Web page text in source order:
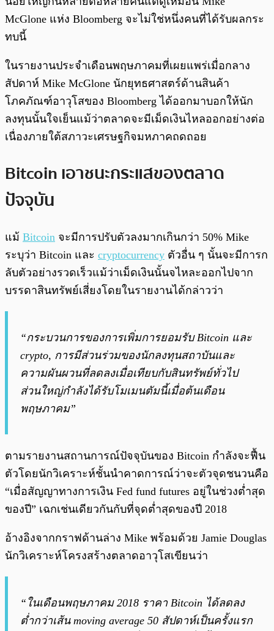
McGlone แห่ง Bloomberg จะไม่ใช่หนึ่งคนที่ได้รับผลกระ
ทบนี้
ในรายงานประจำเดือนพฤษภาคมที่เผยแพร่เมื่อกลาง
สัปดาห์ Mike McGlone นักยุทธศาสตร์ด้านสินค้า
โภคภัณฑ์อาวุโสของ Bloomberg ได้ออกมาบอกให้นัก
ลงทุนนั้นใจเย็นแม้ว่าตลาดจะมีเม็ดเงินไหลออกอย่างต่อ
เนื่องภายใต้สภาวะเศรษฐกิจมหภาคถดถอย
Bitcoin เอาชนะกระแสของตลาด
ปัจจุบัน
แม้ Bitcoin จะมีการปรับตัวลงมากเกินกว่า 50% Mike
ระบุว่า Bitcoin และ cryptocurrency ตัวอื่น ๆ นั้นจะมีการก
ลับตัวอย่างรวดเร็วแม้ว่าเม็ดเงินนั้นจไหละออกไปจาก
บรรดาสินทรัพย์เสี่ยงโดยในรายงานได้กล่าวว่า
“กระบวนการของการเพิ่มการยอมรับ Bitcoin และ
crypto, การมีส่วนร่วมของนักลงทุนสถาบันและ
ความผันผวนที่ลดลงเมื่อเทียบกับสินทรัพย์ทั่วไป
ส่วนใหญ่กำลังได้รับโมเมนตัมนี้เมื่อต้นเดือน
พฤษภาคม”
ตามรายงานสถานการณ์ปัจจุบันของ Bitcoin กำลังจะฟื้น
ตัวโดยนักวิเคราะห์ชั้นนำคาดการณ์ว่าจะตัวจุดชนวนคือ
“เมื่อสัญญาทางการเงิน Fed fund futures อยู่ในช่วงต่ำสุด
ของปี” เฉกเช่นเดียวกันกับที่จุดต่ำสุดของปี 2018
อ้างอิงจากกราฟด้านล่าง Mike พร้อมด้วย Jamie Douglas
นักวิเคราะห์โครงสร้างตลาดอาวุโสเขียนว่า
“ในเดือนพฤษภาคม 2018 ราคา Bitcoin ได้ลดลง
ต่ำกว่าเส้น moving average 50 สัปดาห์เป็นครั้งแรก